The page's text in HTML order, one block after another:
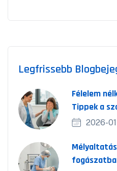
Legfrissebb
Félelem
Tippek a
2026-